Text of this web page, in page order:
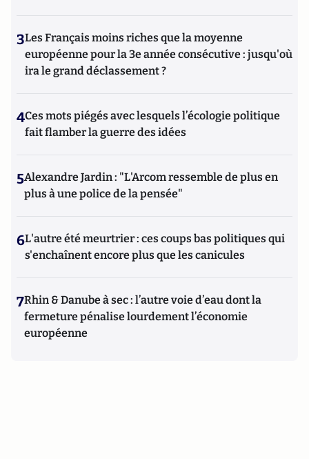
3Les Français moins riches que la moyenne
européenne pour la 3e année consécutive : jusqu'où
ira le grand déclassement ?
4Ces mots piégés avec lesquels l’écologie politique
fait flamber la guerre des idées
5Alexandre Jardin : "L'Arcom ressemble de plus en
plus à une police de la pensée"
6L'autre été meurtrier : ces coups bas politiques qui
s'enchaînent encore plus que les canicules
7Rhin & Danube à sec : l’autre voie d’eau dont la
fermeture pénalise lourdement l’économie
européenne